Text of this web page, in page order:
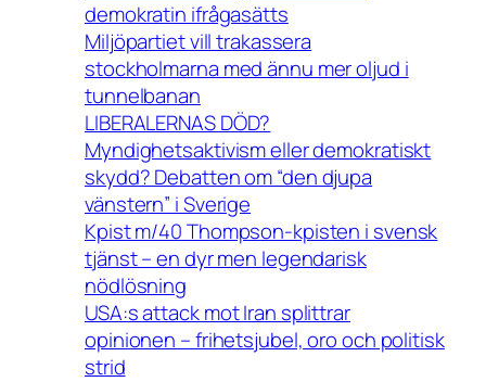
demokratin ifrågasätts
Miljöpartiet vill trakassera
stockholmarna med ännu mer oljud i
tunnelbanan
LIBERALERNAS DÖD?
Myndighetsaktivism eller demokratiskt
skydd? Debatten om “den djupa
vänstern” i Sverige
Kpist m/40 Thompson-kpisten i svensk
tjänst – en dyr men legendarisk
nödlösning
USA:s attack mot Iran splittrar
opinionen – frihetsjubel, oro och politisk
strid